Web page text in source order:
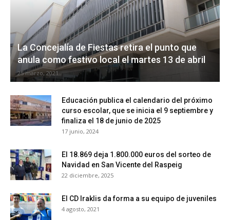
La Concejalía de Fiestas retira el punto que
anula como festivo local el martes 13 de abril
25 marzo, 2021
Educación publica el calendario del próximo
curso escolar, que se inicia el 9 septiembre y
finaliza el 18 de junio de 2025
17 junio, 2024
El 18.869 deja 1.800.000 euros del sorteo de
Navidad en San Vicente del Raspeig
22 diciembre, 2025
El CD Iraklis da forma a su equipo de juveniles
4 agosto, 2021